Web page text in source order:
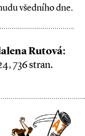
všedního dne.
Rutová:
736 stran.